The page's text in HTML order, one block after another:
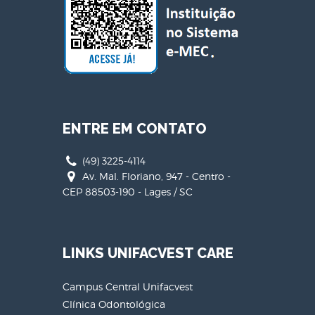
ENTRE EM CONTATO
(49) 3225-4114
Av. Mal. Floriano, 947 - Centro -
CEP 88503-190 - Lages / SC
LINKS UNIFACVEST CARE
Campus Central Unifacvest
Clínica Odontológica